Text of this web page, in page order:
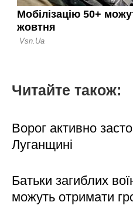
Читайте також:
Ворог активно
Луганщині
Батьки загиблих
можуть отримати